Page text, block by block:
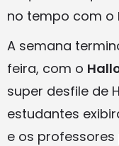
no tempo com o
A semana
feira, com o
super desfile de
estudantes
e os